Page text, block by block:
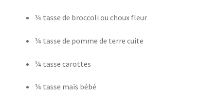
¼ tasse de broccoli ou choux fleur
¼ tasse de pomme de terre cuite
¼ tasse carottes
¼ tasse maïs bébé